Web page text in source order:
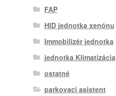
FAP
HID jednotka xenónu
Immobilizér jednotka
jednotka Klimatizácia
ostatné
parkovací asistent